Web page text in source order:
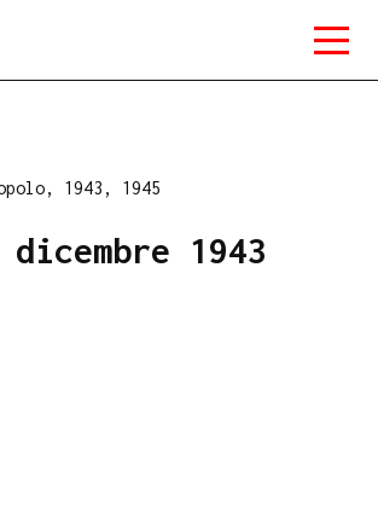
1943, 1945
1943